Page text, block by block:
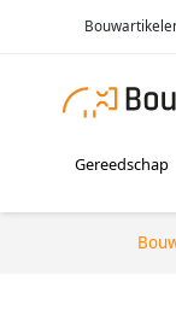
Gereedschap